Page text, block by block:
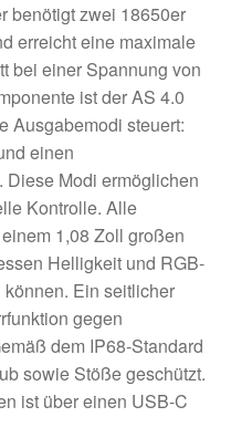
benötigt zwei 18650er
erreicht eine maximale
bei einer Spannung von
ist der AS 4.0
Ausgabemodi steuert:
einen
Diese Modi ermöglichen
Kontrolle. Alle
1,08 Zoll großen
Helligkeit und RGB-
Ein seitlicher
gegen
dem IP68-Standard
sowie Stöße geschützt.
ist über einen USB-C